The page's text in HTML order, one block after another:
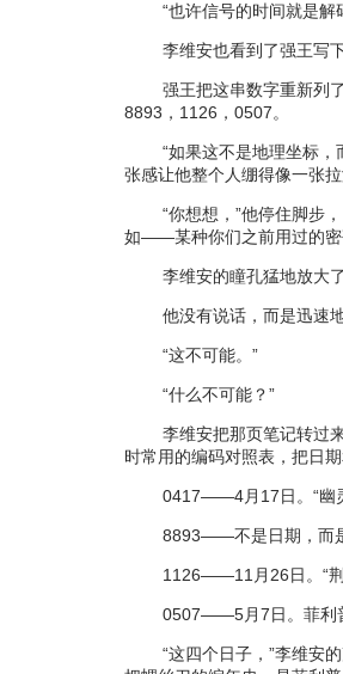
“也许信号的时间就是解
李维安也看到了强王写
强王把这串数字重新列
8893 ， 1126 ， 0507。
“如果这不是地理坐标，
张感让他整个人绷得像一张
“你想想， ”他停住脚步
如——某种你们之前用过的
李维安的瞳孔猛地放大
他没有说话，而是迅速
“这不可能。 ”
“什么不可能？”
李维安把那页笔记转过
时常用的编码对照表，把日
0417——4月 17日。 “幽
8893——不是日期，而
1126——11 月 26日。 “
0507——5月7日。菲利
“这四个日子， ”李维安